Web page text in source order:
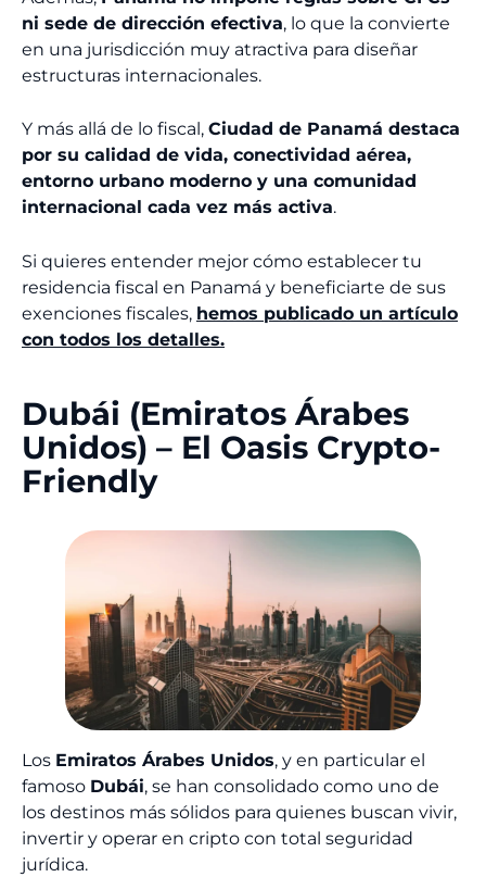
ni sede de dirección efectiva, lo que la convierte
en una jurisdicción muy atractiva para diseñar
estructuras internacionales.
Y más allá de lo fiscal, Ciudad de Panamá destaca
por su calidad de vida, conectividad aérea,
entorno urbano moderno y una comunidad
internacional cada vez más activa.
Si quieres entender mejor cómo establecer tu
residencia fiscal en Panamá y beneficiarte de sus
exenciones fiscales, hemos publicado un artículo
con todos los detalles.
Dubái (Emiratos Árabes
Unidos) – El Oasis Crypto-
Friendly
Los Emiratos Árabes Unidos, y en particular el
famoso Dubái, se han consolidado como uno de
los destinos más sólidos para quienes buscan vivir,
invertir y operar en cripto con total seguridad
jurídica.